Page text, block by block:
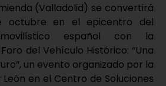
(Valladolid) se convertirá
octubre en el epicentro del
español con la
del Vehículo Histórico: “Una
un evento organizado por la
en el Centro de Soluciones